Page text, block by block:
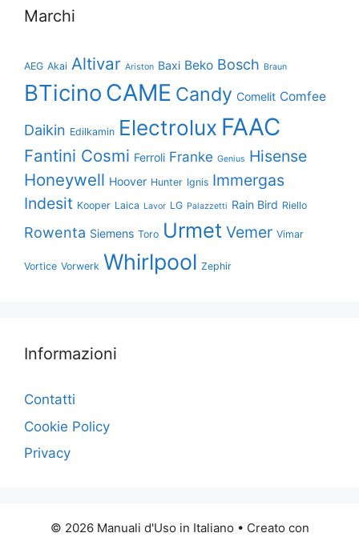
Marchi
AEG Akai Altivar Ariston Baxi Beko Bosch Braun
BTicino CAME Candy Comelit Comfee
Daikin Edilkamin Electrolux FAAC
Fantini Cosmi Ferroli Franke Genius Hisense
Honeywell Hoover Hunter Ignis Immergas
Indesit Kooper Laica Lavor LG Palazzetti Rain Bird Riello
Rowenta Siemens Toro Urmet Vemer Vimar
Vortice Vorwerk Whirlpool Zephir
Informazioni
Contatti
Cookie Policy
Privacy
© 2026 Manuali d'Uso in Italiano • Creato con